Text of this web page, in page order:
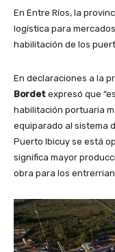
En Entre Ríos, la
logística para
habilitación de los
En declaraciones a la
Bordet expresó que
habilitación portuaria
equiparado al sistema
Puerto Ibicuy se está
significa mayor
obra para los